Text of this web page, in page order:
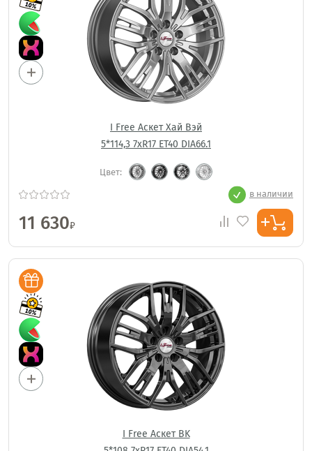
I Free Аскет Хай Вэй
5*114,3 7xR17 ET40 DIA66.1
Цвет:
в наличии
11 630₽
I Free Аскет BK